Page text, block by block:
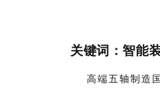
关键词：智能
高端五轴制造